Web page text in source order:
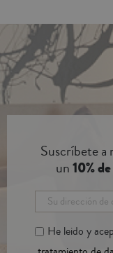
Suscríbete a
un10%
He leido y